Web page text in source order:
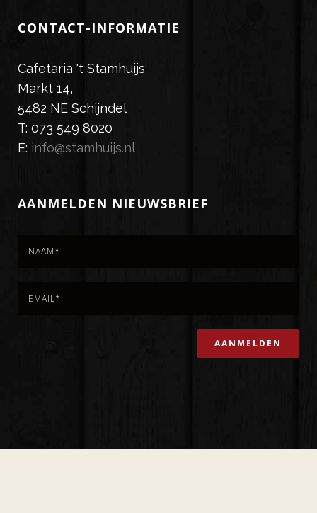
CONTACT-INFORMATIE
Cafetaria 't Stamhuijs
Markt 14,
5482 NE Schijndel
T: 073 549 8020
E: info@stamhuijs.nl
AANMELDEN NIEUWSBRIEF